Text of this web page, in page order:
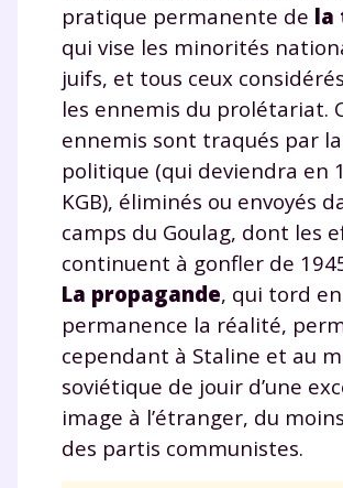
pratique permanente de la
qui vise les minorités
juifs, et tous ceux
les ennemis du prolétariat.
ennemis sont traqués par
politique (qui deviendra en
KGB), éliminés ou envoyés
camps du Goulag, dont les
continuent à gonfler de
La propagande, qui tord en
permanence la réalité,
cependant à Staline et au
soviétique de jouir d’une
image à l’étranger, du
des partis communistes.